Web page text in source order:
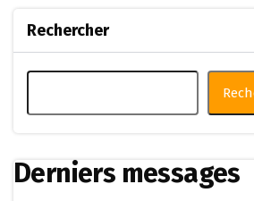
Rechercher
Derniers messages